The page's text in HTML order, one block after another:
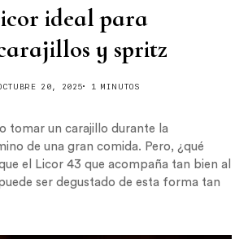
ideal para
y spritz
20, 2025 1 MINUTOS
tomar un carajillo durante la
de una gran comida. Pero, ¿qué
el Licor 43 que acompaña tan bien al
ser degustado de esta forma tan